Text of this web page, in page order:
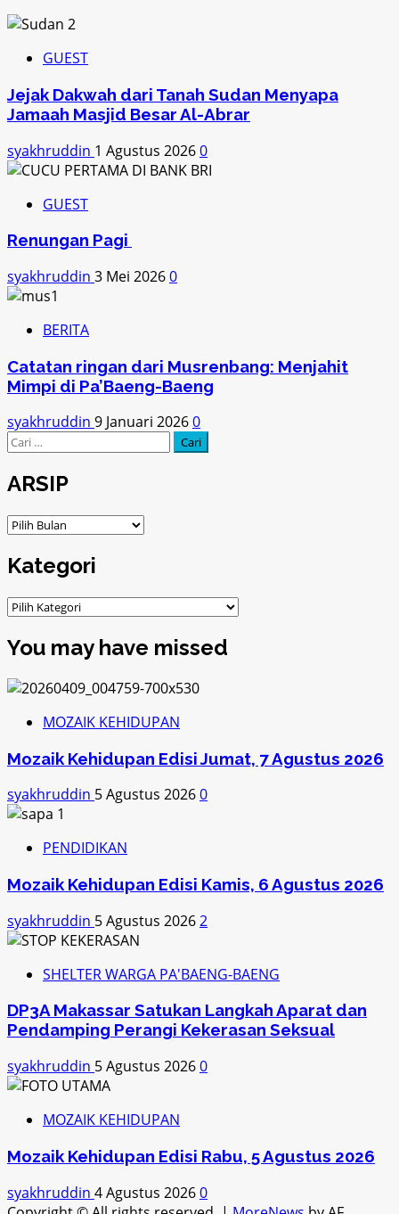
GUEST
Jejak Dakwah dari Tanah Sudan Menyapa
Jamaah Masjid Besar Al-Abrar
syakhruddin 1 Agustus 20260
GUEST
Renungan Pagi
syakhruddin 3 Mei 20260
BERITA
Catatan ringan dari Musrenbang: Menjahit
Mimpi di Pa’Baeng-Baeng
syakhruddin 9 Januari 20260
Cari
ARSIP
ARSIP
Kategori
Kategori
You may have missed
MOZAIK KEHIDUPAN
Mozaik Kehidupan Edisi Jumat, 7 Agustus 2026
syakhruddin 5 Agustus 20260
PENDIDIKAN
Mozaik Kehidupan Edisi Kamis, 6 Agustus 2026
syakhruddin 5 Agustus 20262
SHELTER WARGA PA'BAENG-BAENG
DP3A Makassar Satukan Langkah Aparat dan
Pendamping Perangi Kekerasan Seksual
syakhruddin 5 Agustus 20260
MOZAIK KEHIDUPAN
Mozaik Kehidupan Edisi Rabu, 5 Agustus 2026
syakhruddin 4 Agustus 20260